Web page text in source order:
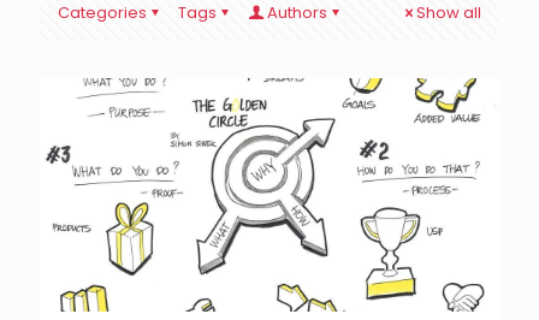
Categories Tags Authors Show all